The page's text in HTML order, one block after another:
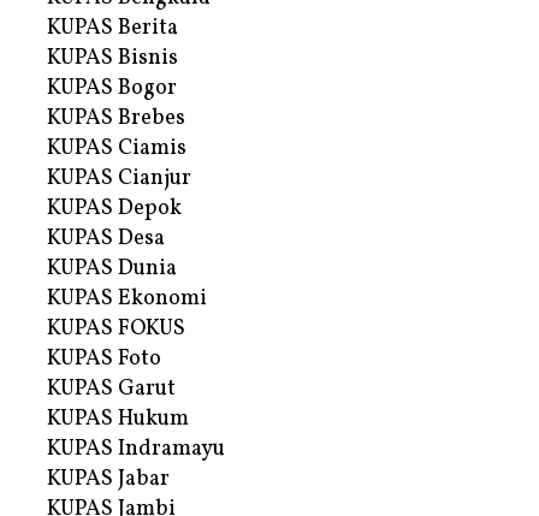
KUPAS Berita
KUPAS Bisnis
KUPAS Bogor
KUPAS Brebes
KUPAS Ciamis
KUPAS Cianjur
KUPAS Depok
KUPAS Desa
KUPAS Dunia
KUPAS Ekonomi
KUPAS FOKUS
KUPAS Foto
KUPAS Garut
KUPAS Hukum
KUPAS Indramayu
KUPAS Jabar
KUPAS Jambi